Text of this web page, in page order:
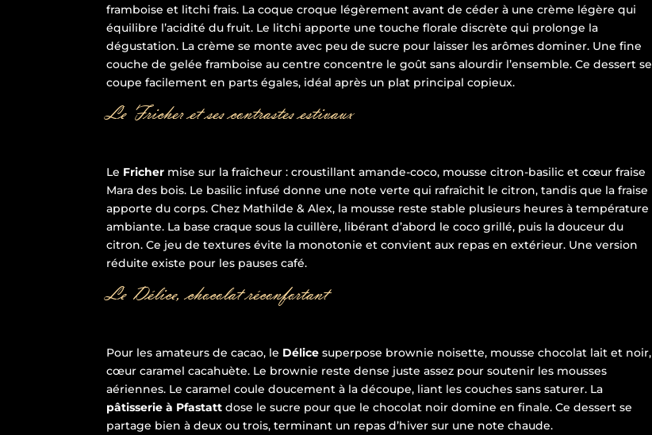
framboise et litchi frais. La coque croque légèrement avant de céder à une crème légère qui
équilibre l’acidité du fruit. Le litchi apporte une touche florale discrète qui prolonge la
dégustation. La crème se monte avec peu de sucre pour laisser les arômes dominer. Une fine
couche de gelée framboise au centre concentre le goût sans alourdir l’ensemble. Ce dessert se
coupe facilement en parts égales, idéal après un plat principal copieux.
Le Fricher et ses contrastes estivaux
Le Fricher mise sur la fraîcheur : croustillant amande-coco, mousse citron-basilic et cœur fraise
Mara des bois. Le basilic infusé donne une note verte qui rafraîchit le citron, tandis que la fraise
apporte du corps. Chez Mathilde & Alex, la mousse reste stable plusieurs heures à température
ambiante. La base craque sous la cuillère, libérant d’abord le coco grillé, puis la douceur du
citron. Ce jeu de textures évite la monotonie et convient aux repas en extérieur. Une version
réduite existe pour les pauses café.
Le Délice, chocolat réconfortant
Pour les amateurs de cacao, le Délice superpose brownie noisette, mousse chocolat lait et noir,
cœur caramel cacahuète. Le brownie reste dense juste assez pour soutenir les mousses
aériennes. Le caramel coule doucement à la découpe, liant les couches sans saturer. La
pâtisserie à Pfastatt dose le sucre pour que le chocolat noir domine en finale. Ce dessert se
partage bien à deux ou trois, terminant un repas d’hiver sur une note chaude.